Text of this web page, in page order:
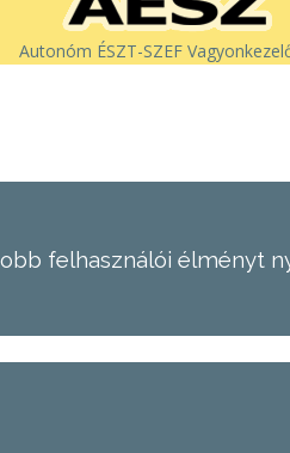
Autonóm ÉSZT-SZEF
felhasználói élményt